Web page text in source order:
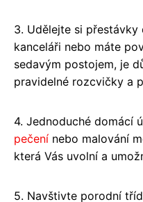
3. Udělejte si
kanceláři nebo máte
sedavým postojem, je
pravidelné rozcvičky a
4. Jednoduché domácí
pečení nebo malování
která Vás uvolní a
5. Navštivte porodní